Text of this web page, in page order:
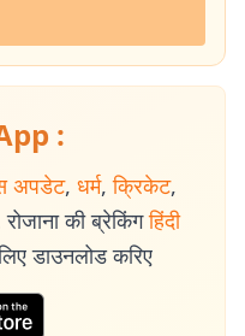
:
अपडेट, धर्म, क्रिकेट,
की ब्रेकिंग हिंदी
डाउनलोड करिए